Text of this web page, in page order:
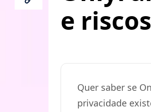
e
Quer saber se
privacidade